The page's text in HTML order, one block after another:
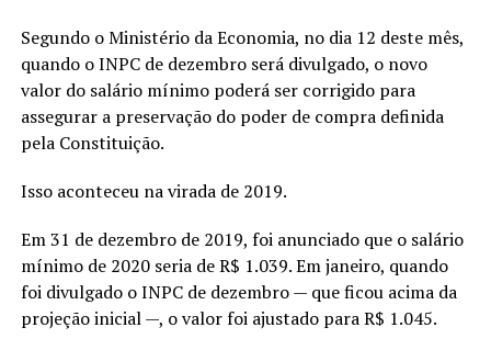
Segundo o Ministério da Economia, no dia 12 deste mês,
quando o INPC de dezembro será divulgado, o novo
valor do salário mínimo poderá ser corrigido para
assegurar a preservação do poder de compra definida
pela Constituição.
Isso aconteceu na virada de 2019.
Em 31 de dezembro de 2019, foi anunciado que o salário
mínimo de 2020 seria de R$ 1.039. Em janeiro, quando
foi divulgado o INPC de dezembro — que ficou acima da
projeção inicial —, o valor foi ajustado para R$ 1.045.